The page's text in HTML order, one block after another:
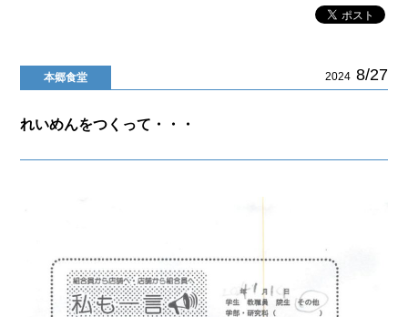
本郷食堂 2024 8/27
れいめんをつくって・・・